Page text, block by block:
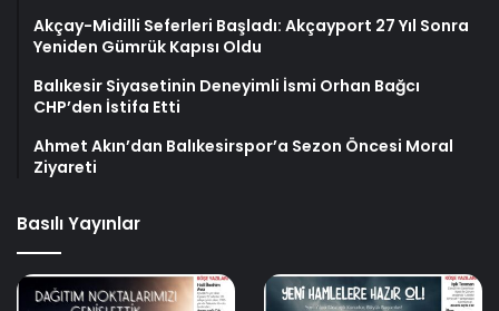
Akçay-Midilli Seferleri Başladı: Akçayport 27 Yıl Sonra
Yeniden Gümrük Kapısı Oldu
Balıkesir Siyasetinin Deneyimli İsmi Orhan Bağcı
CHP’den İstifa Etti
Ahmet Akın’dan Balıkesirspor’a Sezon Öncesi Moral
Ziyareti
Basılı Yayınlar